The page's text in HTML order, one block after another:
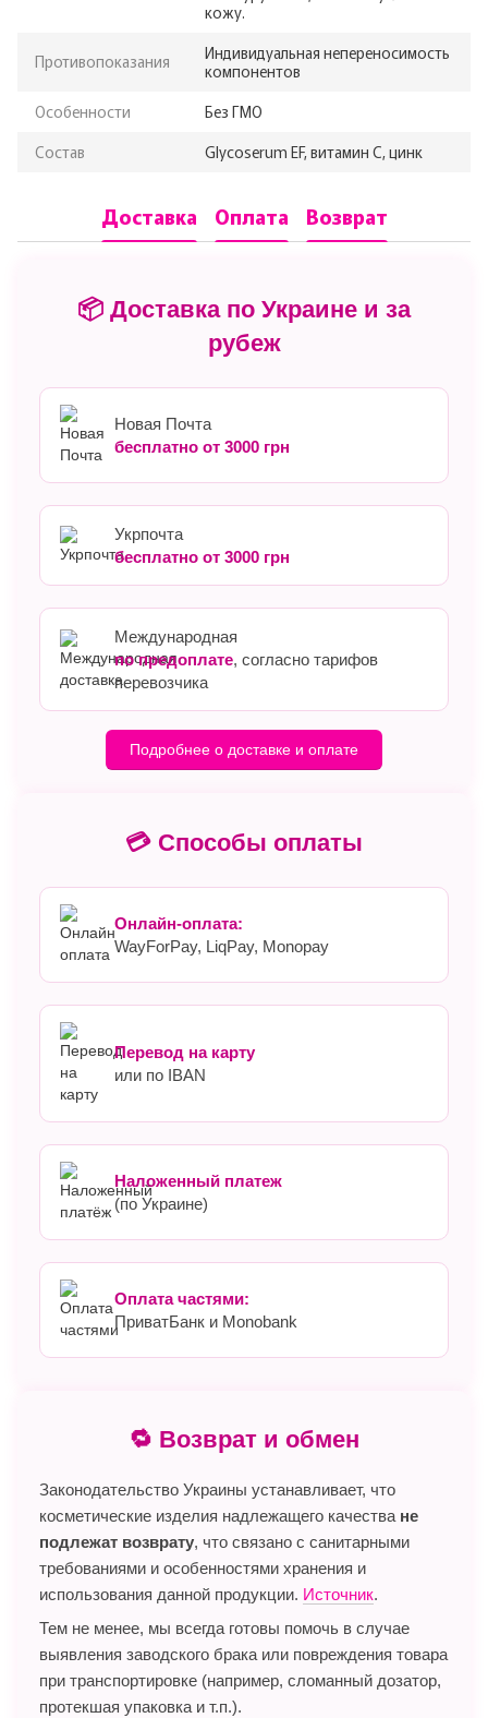
кожу.
Противопоказания
Индивидуальная непереносимость
компонентов
Особенности
Без ГМО
Состав
Glycoserum EF, витамин С, цинк
Доставка Оплата Возврат
📦 Доставка по Украине и за
рубеж
Новая Почта
бесплатно от 3000 грн
Укрпочта
бесплатно от 3000 грн
Международная
по предоплате, согласно тарифов
перевозчика
Подробнее о доставке и оплате
💳 Способы оплаты
Онлайн-оплата:
WayForPay, LiqPay, Monopay
Перевод на карту
или по IBAN
Наложенный платеж
(по Украине)
Оплата частями:
ПриватБанк и Monobank
🔁 Возврат и обмен
Законодательство Украины устанавливает, что
косметические изделия надлежащего качества не
подлежат возврату, что связано с санитарными
требованиями и особенностями хранения и
использования данной продукции. Источник.
Тем не менее, мы всегда готовы помочь в случае
выявления заводского брака или повреждения товара
при транспортировке (например, сломанный дозатор,
протекшая упаковка и т.п.).